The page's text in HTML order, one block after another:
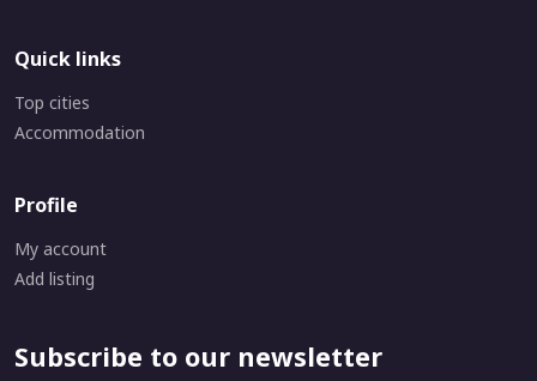
Quick links
Top cities
Accommodation
Profile
My account
Add listing
Subscribe to our newsletter